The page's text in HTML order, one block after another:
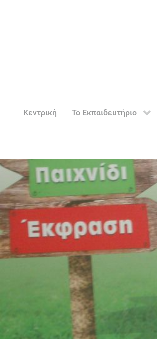
Κεντρική Το Εκπαιδευτήριο